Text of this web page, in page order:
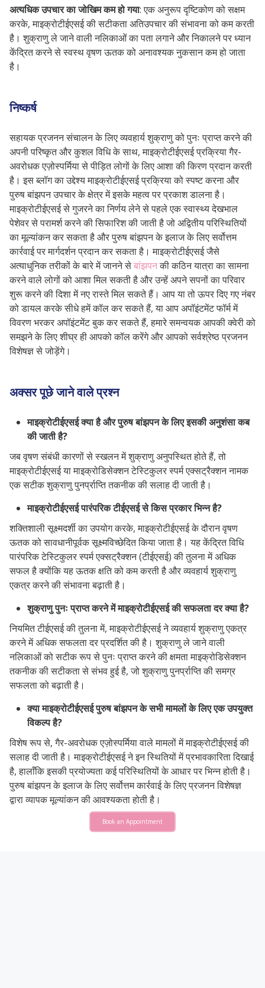
अत्यधिक उपचार का जोखिम कम हो गया: एक अनुरूप दृष्टिकोण को सक्षम
करके, माइक्रोटीईएसई की सटीकता अतिउपचार की संभावना को कम करती
है। शुक्राणु ले जाने वाली नलिकाओं का पता लगाने और निकालने पर ध्यान
केंद्रित करने से स्वस्थ वृषण ऊतक को अनावश्यक नुकसान कम हो जाता
है।
निष्कर्ष
सहायक प्रजनन संचालन के लिए व्यवहार्य शुक्राणु को पुनः प्राप्त करने की
अपनी परिष्कृत और कुशल विधि के साथ, माइक्रोटीईएसई प्रक्रिया गैर-
अवरोधक एज़ोस्पर्मिया से पीड़ित लोगों के लिए आशा की किरण प्रदान करती
है। इस ब्लॉग का उद्देश्य माइक्रोटीईएसई प्रक्रिया को स्पष्ट करना और
पुरुष बांझपन उपचार के क्षेत्र में इसके महत्व पर प्रकाश डालना है।
माइक्रोटीईएसई से गुजरने का निर्णय लेने से पहले एक स्वास्थ्य देखभाल
पेशेवर से परामर्श करने की सिफारिश की जाती है जो अद्वितीय परिस्थितियों
का मूल्यांकन कर सकता है और पुरुष बांझपन के इलाज के लिए सर्वोत्तम
कार्रवाई पर मार्गदर्शन प्रदान कर सकता है। माइक्रोटीईएसई जैसे
अत्याधुनिक तरीकों के बारे में जानने सेबांझपनकी कठिन यात्रा का सामना
करने वाले लोगों को आशा मिल सकती है और उन्हें अपने सपनों का परिवार
शुरू करने की दिशा में नए रास्ते मिल सकते हैं। आप या तो ऊपर दिए गए नंबर
को डायल करके सीधे हमें कॉल कर सकते हैं, या आप अपॉइंटमेंट फॉर्म में
विवरण भरकर अपॉइंटमेंट बुक कर सकते हैं, हमारे समन्वयक आपकी क्वेरी को
समझने के लिए शीघ्र ही आपको कॉल करेंगे और आपको सर्वश्रेष्ठ प्रजनन
विशेषज्ञ से जोड़ेंगे।
अक्सर पूछे जाने वाले प्रश्न
माइक्रोटीईएसई क्या है और पुरुष बांझपन के लिए इसकी अनुशंसा कब
की जाती है?
जब वृषण संबंधी कारणों से स्खलन में शुक्राणु अनुपस्थित होते हैं, तो
माइक्रोटीईएसई या माइक्रोडिसेक्शन टेस्टिकुलर स्पर्म एक्सट्रैक्शन नामक
एक सटीक शुक्राणु पुनर्प्राप्ति तकनीक की सलाह दी जाती है।
माइक्रोटीईएसई पारंपरिक टीईएसई से किस प्रकार भिन्न है?
शक्तिशाली सूक्ष्मदर्शी का उपयोग करके, माइक्रोटीईएसई के दौरान वृषण
ऊतक को सावधानीपूर्वक सूक्ष्मविच्छेदित किया जाता है। यह केंद्रित विधि
पारंपरिक टेस्टिकुलर स्पर्म एक्सट्रैक्शन (टीईएसई) की तुलना में अधिक
सफल है क्योंकि यह ऊतक क्षति को कम करती है और व्यवहार्य शुक्राणु
एकत्र करने की संभावना बढ़ाती है।
शुक्राणु पुनः प्राप्त करने में माइक्रोटीईएसई की सफलता दर क्या है?
नियमित टीईएसई की तुलना में, माइक्रोटीईएसई ने व्यवहार्य शुक्राणु एकत्र
करने में अधिक सफलता दर प्रदर्शित की है। शुक्राणु ले जाने वाली
नलिकाओं को सटीक रूप से पुनः प्राप्त करने की क्षमता माइक्रोडिसेक्शन
तकनीक की सटीकता से संभव हुई है, जो शुक्राणु पुनर्प्राप्ति की समग्र
सफलता को बढ़ाती है।
क्या माइक्रोटीईएसई पुरुष बांझपन के सभी मामलों के लिए एक उपयुक्त
विकल्प है?
विशेष रूप से, गैर-अवरोधक एज़ोस्पर्मिया वाले मामलों में माइक्रोटीईएसई की
सलाह दी जाती है। माइक्रोटीईएसई ने इन स्थितियों में प्रभावकारिता दिखाई
है, हालाँकि इसकी प्रयोज्यता कई परिस्थितियों के आधार पर भिन्न होती है।
पुरुष बांझपन के इलाज के लिए सर्वोत्तम कार्रवाई के लिए प्रजनन विशेषज्ञ
द्वारा व्यापक मूल्यांकन की आवश्यकता होती है।
Book an Appointment